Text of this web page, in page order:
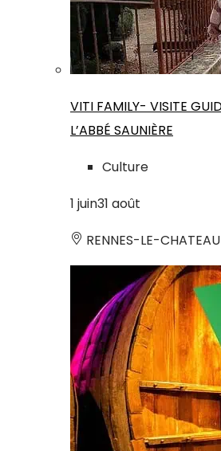
VITI FAMILY- VISITE
L’ABBÉ SAUNIÈRE
Culture
1 juin31 août
RENNES-LE-CHATEAU